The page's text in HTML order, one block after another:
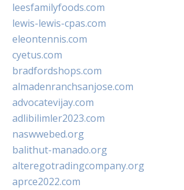
leesfamilyfoods.com
lewis-lewis-cpas.com
eleontennis.com
cyetus.com
bradfordshops.com
almadenranchsanjose.com
advocatevijay.com
adlibilimler2023.com
naswwebed.org
balithut-manado.org
alteregotradingcompany.org
aprce2022.com